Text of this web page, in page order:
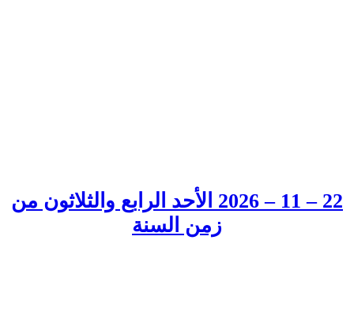
22 – 11 – 2026 الأحد الرابع والثلاثون من
زمن السنة